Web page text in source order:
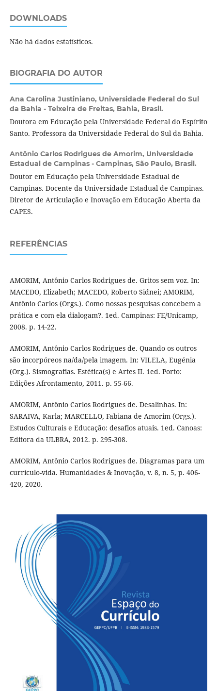
DOWNLOADS
Não há dados estatísticos.
BIOGRAFIA DO AUTOR
Ana Carolina Justiniano, Universidade Federal do Sul
da Bahia - Teixeira de Freitas, Bahia, Brasil.
Doutora em Educação pela Universidade Federal do Espírito
Santo. Professora da Universidade Federal do Sul da Bahia.
Antônio Carlos Rodrigues de Amorim, Universidade
Estadual de Campinas - Campinas, São Paulo, Brasil.
Doutor em Educação pela Universidade Estadual de
Campinas. Docente da Universidade Estadual de Campinas.
Diretor de Articulação e Inovação em Educação Aberta da
CAPES.
REFERÊNCIAS
AMORIM, Antônio Carlos Rodrigues de. Gritos sem voz. In:
MACEDO, Elizabeth; MACEDO, Roberto Sidnei; AMORIM,
Antônio Carlos (Orgs.). Como nossas pesquisas concebem a
prática e com ela dialogam?. 1ed. Campinas: FE/Unicamp,
2008. p. 14-22.
AMORIM, Antônio Carlos Rodrigues de. Quando os outros
são incorpóreos na/da/pela imagem. In: VILELA, Eugénia
(Org.). Sismografias. Estética(s) e Artes II. 1ed. Porto:
Edições Afrontamento, 2011. p. 55-66.
AMORIM, Antônio Carlos Rodrigues de. Desalinhas. In:
SARAIVA, Karla; MARCELLO, Fabiana de Amorim (Orgs.).
Estudos Culturais e Educação: desafios atuais. 1ed. Canoas:
Editora da ULBRA, 2012. p. 295-308.
AMORIM, Antônio Carlos Rodrigues de. Diagramas para um
currículo-vida. Humanidades & Inovação, v. 8, n. 5, p. 406-
420, 2020.